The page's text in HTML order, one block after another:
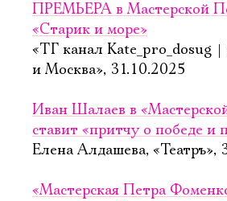
ПРЕМЬЕРА в Мастерской
«Старик и море»
«ТГ канал Kate_pro_dosug
и Москва», 31.10.2025
Иван Шалаев в
ставит «притчу о победе и
Елена Алдашева, «Театръ»,
«Мастерская Петра